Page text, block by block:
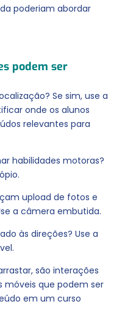
poderiam abordar
podem ser
Se sim, use a
onde os alunos
relevantes para
habilidades motoras?
upload de fotos e
a câmera embutida.
às direções? Use a
são interações
móveis que podem ser
em um curso